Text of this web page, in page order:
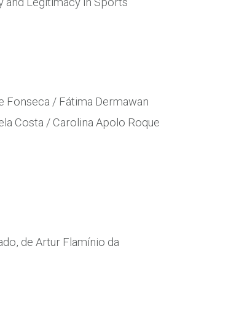
Fonseca / Fátima Dermawan
Costa / Carolina Apolo Roque
de Artur Flamínio da